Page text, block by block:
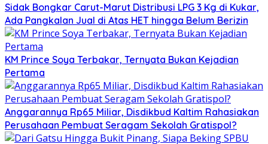
Sidak Bongkar Carut-Marut Distribusi LPG 3 Kg di Kukar,
Ada Pangkalan Jual di Atas HET hingga Belum Berizin
KM Prince Soya Terbakar, Ternyata Bukan Kejadian
Pertama
Anggarannya Rp65 Miliar, Disdikbud Kaltim Rahasiakan
Perusahaan Pembuat Seragam Sekolah Gratispol?